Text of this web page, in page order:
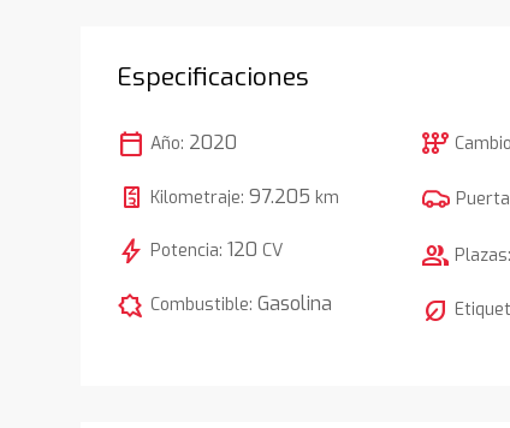
Especificaciones
calendar_today Año: 2020
Kilometraje:97.205 km
bolt Potencia:120 CV
comic_bubble Combustible:Gasolina
auto_transmission
group Plazas:
nest_eco_leaf